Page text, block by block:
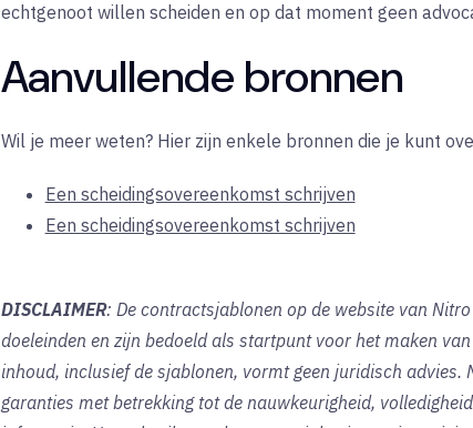
echtgenoot willen scheiden en op dat moment geen
Aanvullende bronnen
Wil je meer weten? Hier zijn enkele bronnen die je kunt
Een scheidingsovereenkomst schrijven
Een scheidingsovereenkomst schrijven
DISCLAIMER: De contractsjablonen op de website van
doeleinden en zijn bedoeld als startpunt voor het maken
inhoud, inclusief de sjablonen, vormt geen juridisch advies.
garanties met betrekking tot de nauwkeurigheid,